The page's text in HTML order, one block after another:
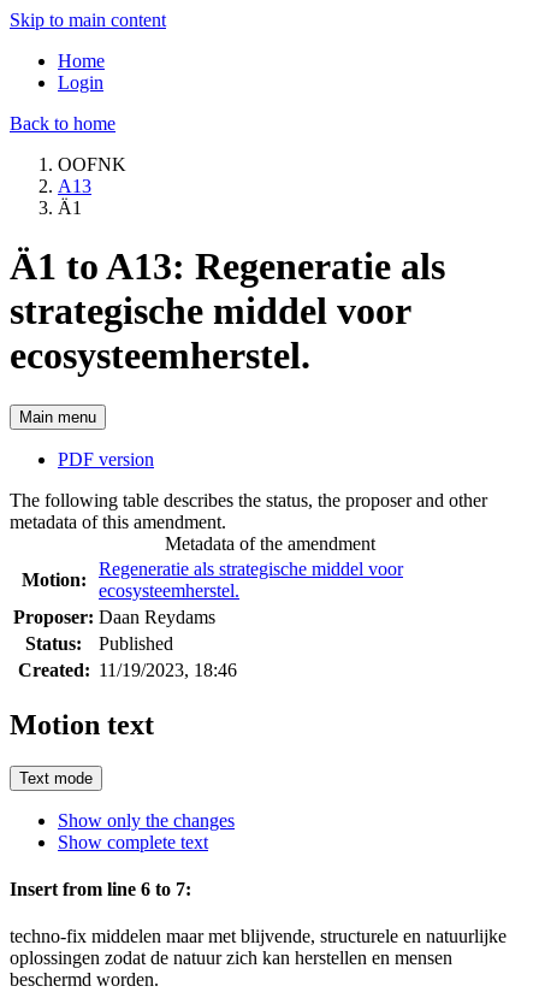
Skip to main content
Home
Login
Back to home
OOFNK
A13
Ä1
Ä1 to A13: Regeneratie als
strategische middel voor
ecosysteemherstel.
Main menu
PDF version
The following table describes the status, the proposer and other
metadata of this amendment.
Metadata of the amendment
Motion:
Regeneratie als strategische middel voor
ecosysteemherstel.
Proposer: Daan Reydams
Status:
Published
Created: 11/19/2023, 18:46
Motion text
Text mode
Show only the changes
Show complete text
Insert from line 6 to 7:
techno-fix middelen maar met blijvende, structurele en natuurlijke
oplossingen zodat de natuur zich kan herstellen en mensen
beschermd worden.